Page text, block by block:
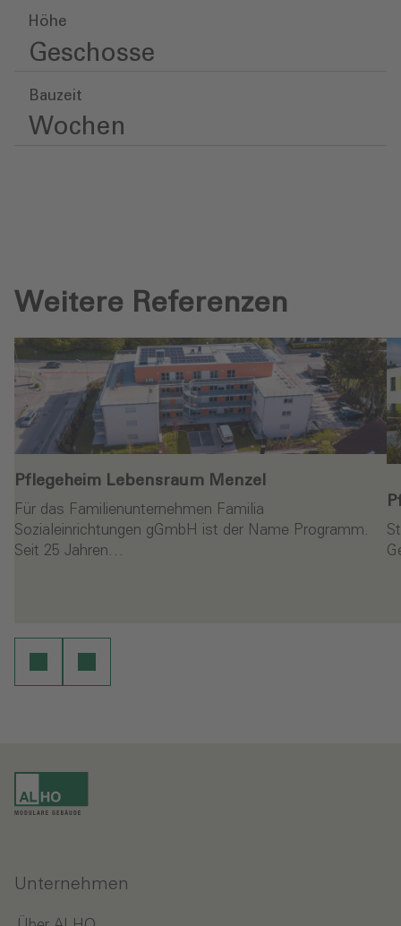
Höhe
Geschosse
Bauzeit
Wochen
Weitere Referenzen
Pflegeheim Lebensraum Menzel‎
Für das Familienunternehmen Familia
Sozialeinrichtungen gGmbH ist der Name Programm.
Seit 25 Jahren…
Unternehmen